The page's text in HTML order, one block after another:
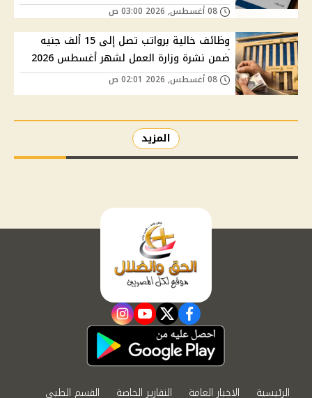
وظائف خالية برواتب تصل إلى 15 ألف جنيه
ضمن نشرة وزارة العمل لشهر أغسطس 2026
المزيد
facebook
twitter
youtube
instagram
الرئيسية الاخبار العامة التقارير الخاصة القسم الطبي